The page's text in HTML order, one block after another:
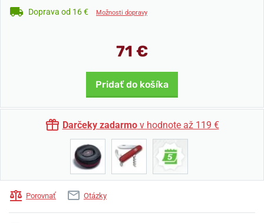
Doprava od 16 € Možnosti dopravy
71 €
Pridať do košíka
Darčeky zadarmov hodnote až 119 €
Porovnať Otázky